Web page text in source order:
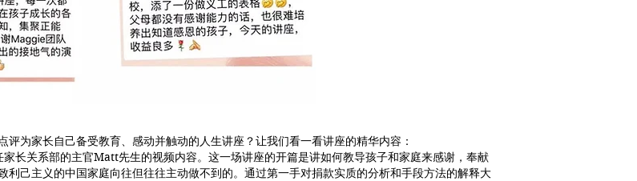
为家长自己备受教育、感动并触动的人生讲座？让我们看一看讲座的精华内容：
长关系部的主官Matt先生的视频内容。这一场讲座的开篇是讲如何教导孩子和家庭来感谢，奉献
己主义的中国家庭向往但往往主动做不到的。通过第一手对捐款实质的分析和手段方法的解释大